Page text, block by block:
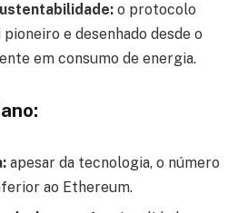
o protocolo
e desenhado desde o
em consumo de energia.
apesar da tecnologia, o número
ao Ethereum.